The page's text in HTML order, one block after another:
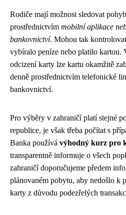
Rodiče mají možnost sledovat
prostřednictvím mobilní aplikace
bankovnictví. Mohou tak
vybíralo peníze nebo platilo kartou.
odcizení karty lze kartu okamžitě
denně prostřednictvím telefonické
bankovnictví.
Pro výběry v zahraničí platí stejné
republice, je však třeba počítat s
Banka používá výhodný kurz pro
transparentně informuje o všech
zahraničí doporučujeme předem
plánovaném pobytu, aby nedošlo k
karty z důvodu podezřelých